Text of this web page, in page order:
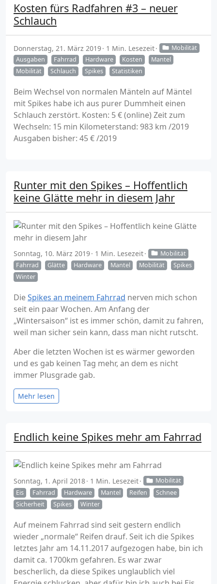
Kosten fürs Radfahren #3 – neuer
Schlauch
Donnerstag, 21. März 2019 1 Min. Lesezeit
Mobilität
Ausgaben
Fahrrad Hardware Kosten
Mantel
Mobilität
Schlauch Spikes Statistiken
Beim Wechsel von normalen Mänteln auf Mäntel
mit Spikes habe ich aus purer Dummheit einen
Schlauch zerstört. Kosten: 5 € (online) Zeit zum
Wechseln: 15 min Kilometerstand: 983 km /2019
Ausgaben bisher: 45 € /2019
Runter mit den Spikes – Hoffentlich
keine Glätte mehr in diesem Jahr
Sonntag, 10. März 2019 1 Min. Lesezeit
Mobilität
Fahrrad
Glätte Hardware Mantel Mobilität
Spikes
Winter
DieSpikes an meinem Fahrrad nerven mich schon
seit ein paar Wochen. Am Anfang der
„Wintersaison“ ist es immer schön, damit zu fahren,
weil man sicher sein kann, dass man nicht rutscht.
Aber die letzten Wochen ist es wärmer geworden
und es gab keinen Tag mehr, an dem es nicht
immer Plusgrade gab.
Mehr lesen
Endlich keine Spikes mehr am Fahrrad
Sonntag, 1. April 2018 1 Min. Lesezeit
Mobilität
Eis
Fahrrad Hardware Mantel Reifen
Schnee
Sicherheit
Spikes Winter
Auf meinem Fahrrad sind seit gestern endlich
wieder „normale“ Reifen drauf. Seit ich die Spikes
letztes Jahr am 14.11.2017 aufgezogen habe, bin ich
damit ca. 1700km gefahren. Es war zwar
bescherlich, da diese Spikes unglaublich viel